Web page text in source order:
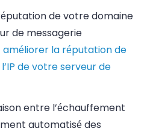
de votre domaine
de messagerie
la réputation de
de votre serveur de
entre l’échauffement
automatisé des